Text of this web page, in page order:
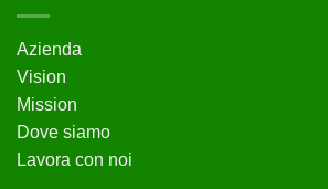
Azienda
Vision
Mission
Dove siamo
Lavora con noi